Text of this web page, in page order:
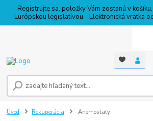
Registrujte sa, položky Vám zostanú v
Európskou legislatívou - Elektronická vratka
Úvod Rekuperácia Anemostaty